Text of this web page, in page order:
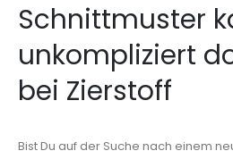
Schnittmuster
unkompliziert
bei Zierstoff
Bist Du auf der Suche nach einem